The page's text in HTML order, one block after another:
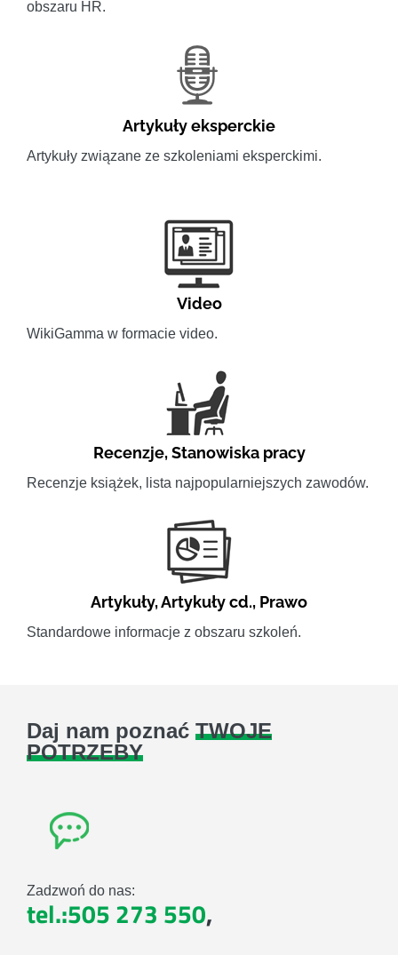
obszaru HR.
Artykuły eksperckie
Artykuły związane ze szkoleniami eksperckimi.
Video
WikiGamma w formacie video.
Recenzje,Stanowiska pracy
Recenzje książek, lista najpopularniejszych zawodów.
Artykuły,Artykuły cd., Prawo
Standardowe informacje z obszaru szkoleń.
Daj nam poznać TWOJE
POTRZEBY
Zadzwoń do nas:
tel.:505 273 550,